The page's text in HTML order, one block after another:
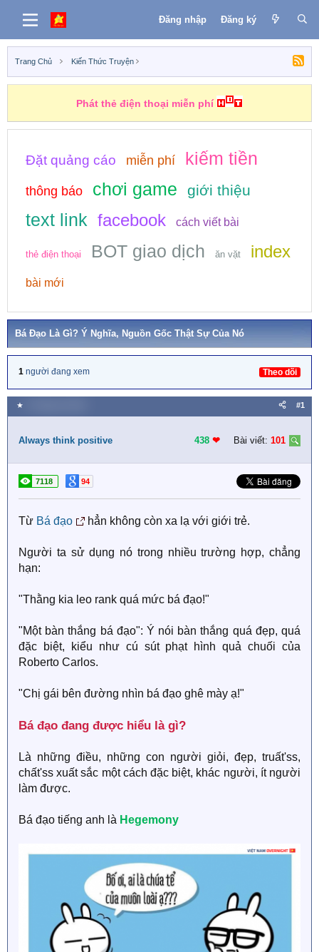
Đăng nhập Đăng ký
Trang Chủ Kiến Thức Truyện
Phát thẻ điện thoại miễn phí
Đặt quảng cáo miễn phí kiếm tiền
thông báo chơi game giới thiệu
text link facebook cách viết bài
thẻ điện thoại BOT giao dịch ăn vặt index
bài mới
Bá Đạo Là Gì? Ý Nghĩa, Nguồn Gốc Thật Sự Của Nó
1 người đang xem Theo dõi
★ #1
Always think positive 438 ❤︎ Bài viết: 101
7118 94
Từ Bá đạo hẳn không còn xa lạ với giới trẻ.
Người ta sử dụng nó trong nhiều trường hợp, chẳng
hạn:
"Thằng kia leo rank quá mức bá đạo!"
"Một bàn thắng bá đạo": Ý nói bàn thắng quá đẹp, quá
đặc biệt, kiểu như cú sút phạt hình quả chuối của
Roberto Carlos.
"Chị gái bên đường nhìn bá đạo ghê mày ạ!"
Bá đạo đang được hiểu là gì?​
Là những điều, những con người giỏi, đẹp, truất'ss,
chất'ss xuất sắc một cách đặc biệt, khác người, ít người
làm được.
Bá đạo tiếng anh là Hegemony